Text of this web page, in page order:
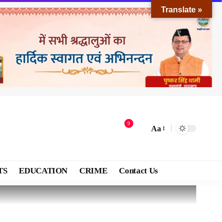
9
Aa
EDUCATION CRIME Contact Us
Translate »